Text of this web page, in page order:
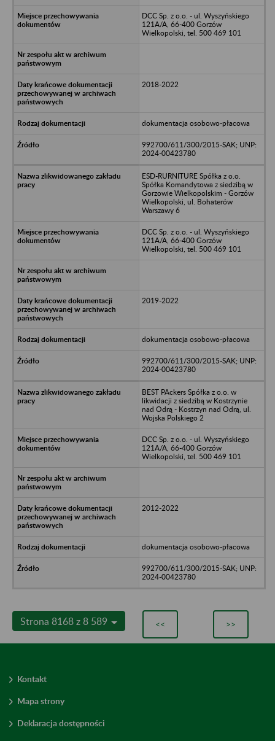
DCC Sp. z o.o. - ul. Wyszyńskiego
121A/A, 66-400 Gorzów
Wielkopolski, tel. 500 469 101
2018-2022
dokumentacja osobowo-płacowa
992700/611/300/2015-SAK; UNP:
2024-00423780
ESD-RURNITURE Spółka z o.o.
Spółka Komandytowa z siedzibą w
Gorzowie Wielkopolskim - Gorzów
Wielkopolski, ul. Bohaterów
Warszawy 6
DCC Sp. z o.o. - ul. Wyszyńskiego
121A/A, 66-400 Gorzów
Wielkopolski, tel. 500 469 101
2019-2022
dokumentacja osobowo-płacowa
992700/611/300/2015-SAK; UNP:
2024-00423780
BEST PAckers Spółka z o.o. w
likwidacji z siedzibą w Kostrzynie
nad Odrą - Kostrzyn nad Odrą, ul.
Wojska Polskiego 2
DCC Sp. z o.o. - ul. Wyszyńskiego
121A/A, 66-400 Gorzów
Wielkopolski, tel. 500 469 101
2012-2022
dokumentacja osobowo-płacowa
992700/611/300/2015-SAK; UNP:
2024-00423780
Strona 8168 z 8 589 << >>
Kontakt
Mapa strony
Deklaracja dostępności